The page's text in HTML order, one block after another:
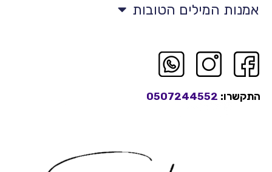
אמנות המילים הטובות
התקשרו: 0507244552